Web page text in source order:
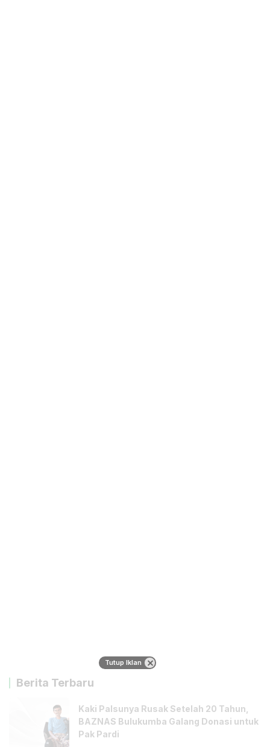
Berita Terbaru
Kaki Palsunya Rusak Setelah 20 Tahun,
BAZNAS Bulukumba Galang Donasi untuk
Pak Pardi
Tutup Iklan